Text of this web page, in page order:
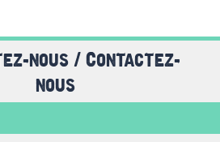
nous / Contactez-
nous